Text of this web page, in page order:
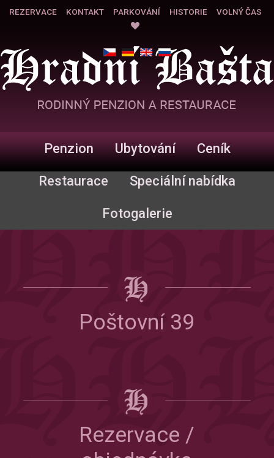
REZERVACE KONTAKT PARKOVÁNÍ HISTORIE VOLNÝ ČAS
Penzion Ubytování Ceník
Restaurace Speciální nabídka
Fotogalerie
Poštovní 39
Rezervace /